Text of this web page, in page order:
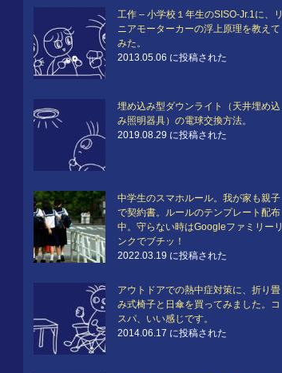
工作 – 小学校１年生のSISO-Jr.1に、リ
ニアモーターカーの浮上原理を教えて
みた。
2013.05.06 に投稿された
埋め込み型ダウンライト（天井埋め込
み照明器具）の電球交換方法。
2019.08.29 に投稿された
中学生のスマホルール。我が家も親子
で契約書。ルールのテンプレート配布
中。守らない時はGoogleファミリーリ
ンクでブチッ！
2022.03.19 に投稿された
アウトドアでの熱中症対策に、折り畳
み式椅子と日傘を買ってみました。コ
スパ、いい感じです。
2014.06.17 に投稿された